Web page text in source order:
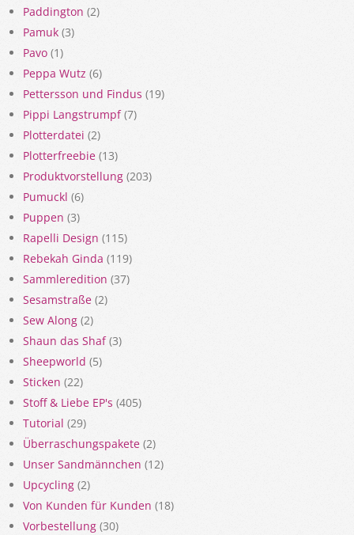
Paddington (2)
Pamuk (3)
Pavo (1)
Peppa Wutz (6)
Pettersson und Findus (19)
Pippi Langstrumpf(7)
Plotterdatei (2)
Plotterfreebie (13)
Produktvorstellung (203)
Pumuckl (6)
Puppen (3)
Rapelli Design (115)
Rebekah Ginda (119)
Sammleredition (37)
Sesamstraße (2)
Sew Along (2)
Shaun das Shaf(3)
Sheepworld (5)
Sticken (22)
Stoff & Liebe EP's (405)
Tutorial (29)
Überraschungspakete (2)
Unser Sandmännchen (12)
Upcycling (2)
Von Kunden für Kunden (18)
Vorbestellung (30)